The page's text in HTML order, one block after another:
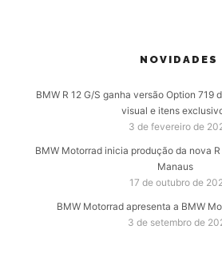
NOVIDADES
BMW R 12 G/S ganha versão Option 719
visual e itens
3 de fevereiro de
BMW Motorrad inicia produção da nova
Manaus
17 de outubro de
BMW Motorrad apresenta a BMW
3 de setembro de